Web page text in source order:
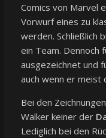
Comics von Marvel
Vorwurf eines zu
werden. Schließlich
ein Team. Dennoch
ausgezeichnet und
auch wenn er
Bei den
Walker keiner der
Lediglich bei den